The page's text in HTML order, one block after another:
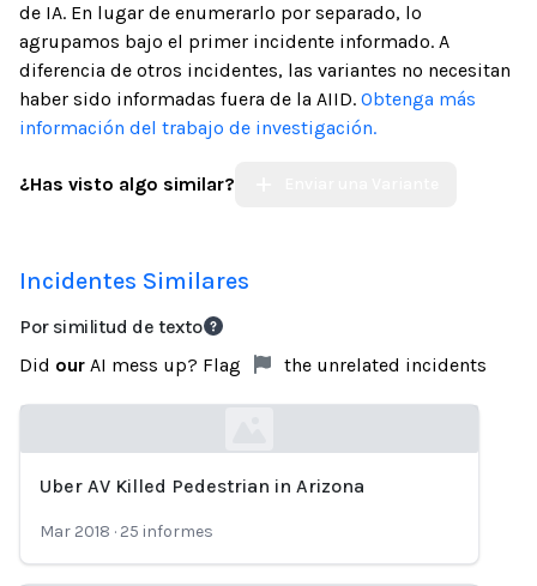
de IA. En lugar de enumerarlo por separado, lo
agrupamos bajo el primer incidente informado. A
diferencia de otros incidentes, las variantes no necesitan
haber sido informadas fuera de la AIID. Obtenga más
información del trabajo de investigación.
¿Has visto algo similar?
Incidentes Similares
Por similitud de texto
Did our AI mess up? Flag the unrelated incidents
Uber AV Killed Pedestrian in Arizona
Mar 2018 · 25 informes